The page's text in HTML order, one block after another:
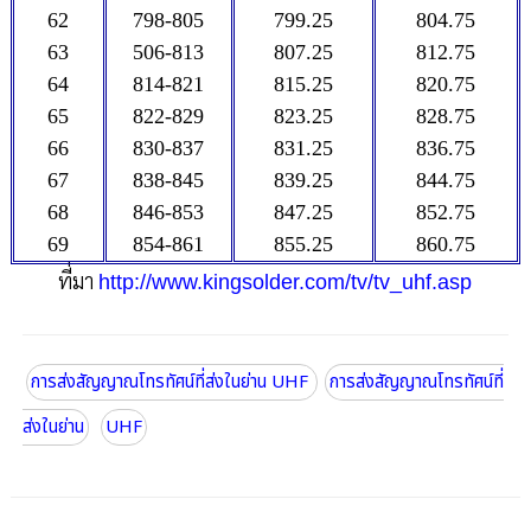
62
63
64
65
66
67
68
69
798-805
506-813
814-821
822-829
830-837
838-845
846-853
854-861
799.25
807.25
815.25
823.25
831.25
839.25
847.25
855.25
804.75
812.75
820.75
828.75
836.75
844.75
852.75
860.75
ที่มา http://www.kingsolder.com/tv/tv_uhf.asp
การส่งสัญญาณโทรทัศน์ที่ส่งในย่าน UHF
การส่งสัญญาณโทรทัศน์ที่
ส่งในย่าน
UHF